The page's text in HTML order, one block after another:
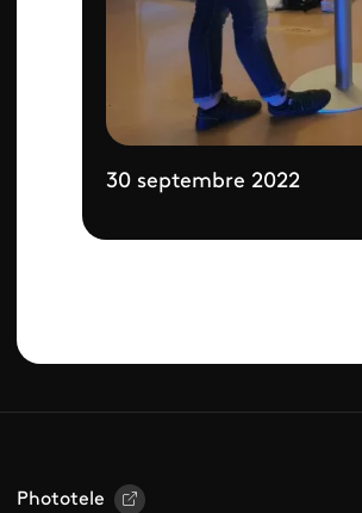
30 septembre 2022
Phototele